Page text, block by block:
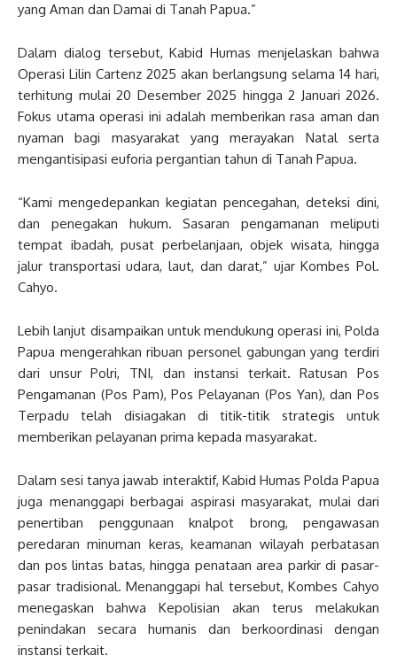
yang Aman dan Damai di Tanah Papua.”
Dalam dialog tersebut, Kabid Humas menjelaskan bahwa
Operasi Lilin Cartenz 2025 akan berlangsung selama 14 hari,
terhitung mulai 20 Desember 2025 hingga 2 Januari 2026.
Fokus utama operasi ini adalah memberikan rasa aman dan
nyaman bagi masyarakat yang merayakan Natal serta
mengantisipasi euforia pergantian tahun di Tanah Papua.
“Kami mengedepankan kegiatan pencegahan, deteksi dini,
dan penegakan hukum. Sasaran pengamanan meliputi
tempat ibadah, pusat perbelanjaan, objek wisata, hingga
jalur transportasi udara, laut, dan darat,” ujar Kombes Pol.
Cahyo.
Lebih lanjut disampaikan untuk mendukung operasi ini, Polda
Papua mengerahkan ribuan personel gabungan yang terdiri
dari unsur Polri, TNI, dan instansi terkait. Ratusan Pos
Pengamanan (Pos Pam), Pos Pelayanan (Pos Yan), dan Pos
Terpadu telah disiagakan di titik-titik strategis untuk
memberikan pelayanan prima kepada masyarakat.
Dalam sesi tanya jawab interaktif, Kabid Humas Polda Papua
juga menanggapi berbagai aspirasi masyarakat, mulai dari
penertiban penggunaan knalpot brong, pengawasan
peredaran minuman keras, keamanan wilayah perbatasan
dan pos lintas batas, hingga penataan area parkir di pasar-
pasar tradisional. Menanggapi hal tersebut, Kombes Cahyo
menegaskan bahwa Kepolisian akan terus melakukan
penindakan secara humanis dan berkoordinasi dengan
instansi terkait.